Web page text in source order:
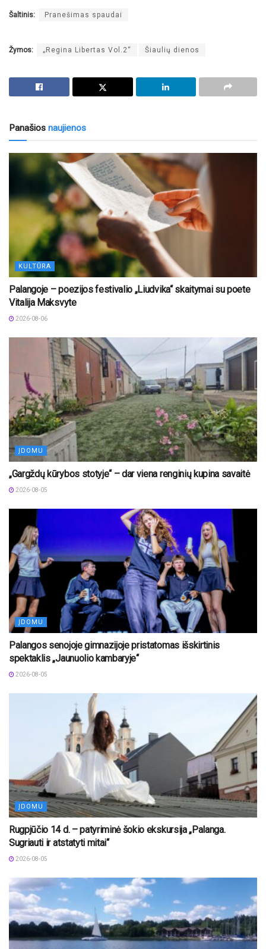
Šaltinis: Pranešimas spaudai
Žymos: „Regina Libertas Vol.2“ Šiaulių dienos
Panašios naujienos
KULTŪRA
Palangoje – poezijos festivalio „Liudvika“ skaitymai su poete
Vitalija Maksvyte
2026-08-06
ĮDOMU
„Gargždų kūrybos stotyje“ – dar viena renginių kupina savaitė
2026-08-05
ĮDOMU
Palangos senojoje gimnazijoje pristatomas išskirtinis
spektaklis „Jaunuolio kambaryje“
2026-08-05
ĮDOMU
Rugpjūčio 14 d. – patyriminė šokio ekskursija „Palanga.
Sugriauti ir atstatyti mitai“
2026-08-05